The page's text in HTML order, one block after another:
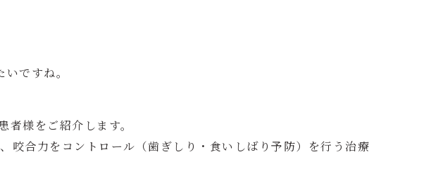
ですね。
様をご紹介します。
合力をコントロール（歯ぎしり・食いしばり予防）を行う治療